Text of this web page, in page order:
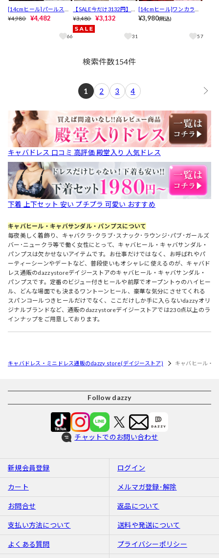
[14cmヒール]パールスト
ーンラメストラップ付き
¥4,980 ¥4,482
66
【SALE今だけ3132円】流
行のレースアップ厚底ロ
ングブーツ【2025サンタ/
コスプレ】
¥3,480 ¥3,132
31
[14cmヒール]ワンカラー
輝くビジューヒールスト
ャバヒールサンダル[dazz
¥3,980(税込)
57
検索件数154件
1 2 3 4
キャバドレス 口コミ 高評価 殿堂入り 人気ドレス
下着 上下セット 安い プチプラ 可愛い おすすめ
キャバヒール・キャバサンダル・パンプスについて
毎夜美しく着飾り、キャバクラ･クラブ･スナック･ラウンジ･パブ･ガールズ
バー･ニュークラ等で働く女性にとって、キャバヒール・キャバサンダル・
パンプスは欠かせないアイテムです。お仕事だけではなく、お呼ばれやパ
ーティーシーンやデートなど、普段使いもオシャレに使えるのが、キャバド
レス通販のdazzystoreデイジーストアのキャバヒール・キャバサンダル・
パンプスです。定番のビジュー付きヒールや前厚でオープントゥのハイヒー
ル、どんな場面でも決まるワントーンヒール、豪華な気分にさせてくれる
スパンコールつきヒールだけでなく、ここだけしか手に入らないdazzyオリ
ジナルブランドなど、通販のdazzystoreデイジーストアでは230点以上のラ
インナップをご用意しております。
キャバドレス・ミニドレス通販のdazzy store(デイジーストア) キャバヒール・
Follow dazzy
チャットでのお問い合わせ
新規会員登録 ログイン
カート メルマガ登録･解除
お問合せ 返品について
支払い方法について 送料や発送について
よくある質問 プライバシーポリシー